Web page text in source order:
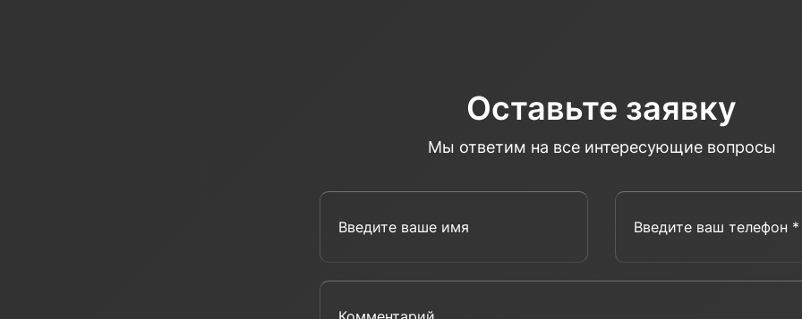
Оставьте заявку
Мы ответим на все интересующие вопросы